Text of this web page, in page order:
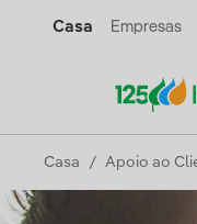
Casa Empresas
Casa Apoio ao